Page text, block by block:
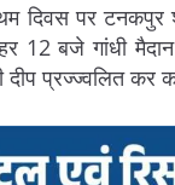
दिवस पर टनकपुर
12 बजे गांधी
प्रज्ज्वलित कर